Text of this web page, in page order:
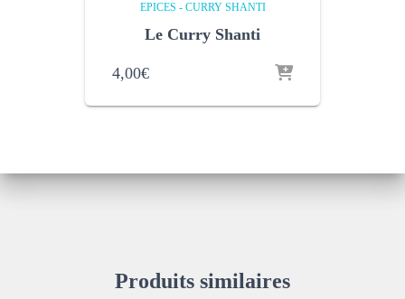
EPICES - CURRY SHANTI
Le Curry Shanti
4,00€
Produits similaires